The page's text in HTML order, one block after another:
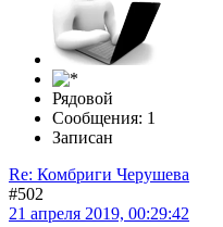
Рядовой
Сообщения: 1
Записан
Re: Комбриги Черушева
#502
21 апреля 2019, 00:29:42